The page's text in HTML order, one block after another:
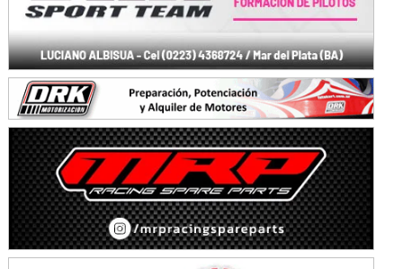
Avellaneda (Santa Fe)
SUR SANTAFESINO - F4
José Samuel Sánchez (Tierra)
Rufino (Santa Fe)
TUCUMANO - F5
Juan Navarro (Asfalto)
El Timbó (Tucumán)